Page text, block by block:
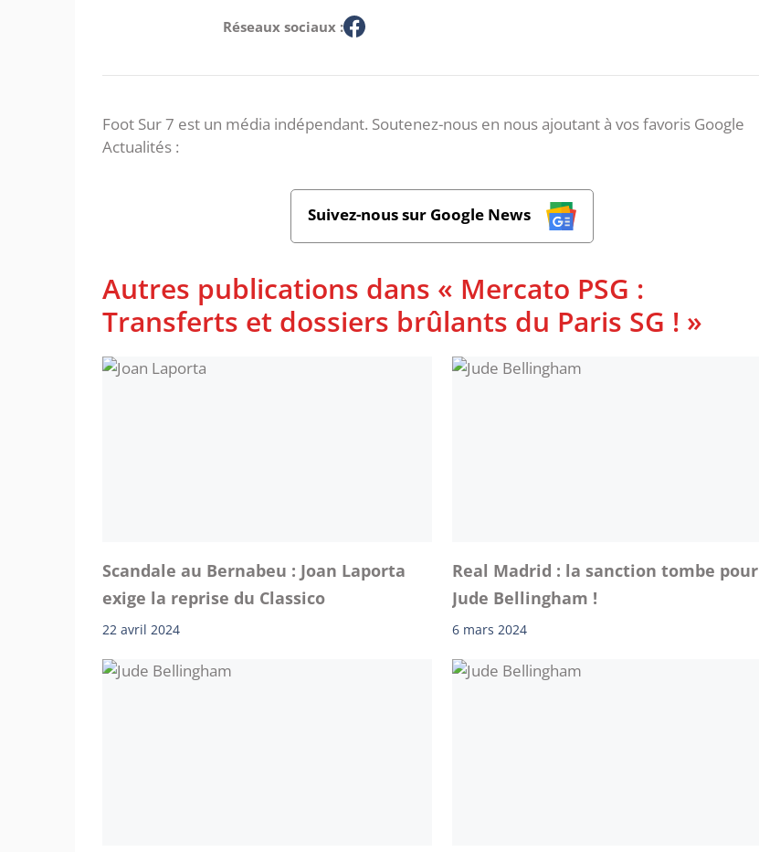
Réseaux sociaux :
Foot Sur 7 est un média indépendant. Soutenez-nous en nous ajoutant à vos favoris Google
Actualités :
Suivez-nous sur Google News
Autres publications dans « Mercato PSG :
Transferts et dossiers brûlants du Paris SG ! »
Scandale au Bernabeu : Joan Laporta
exige la reprise du Classico
22 avril 2024
Real Madrid : la sanction tombe pour
Jude Bellingham !
6 mars 2024